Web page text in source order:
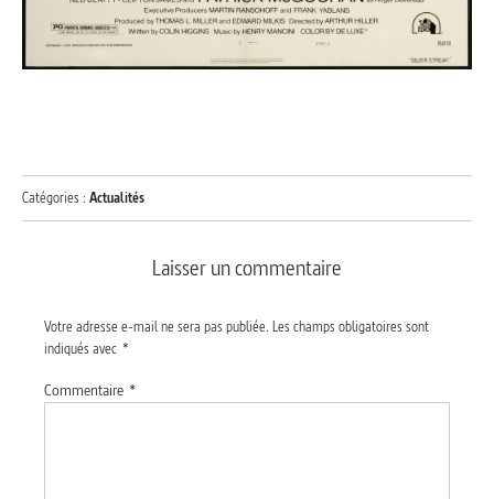
Catégories : Actualités
Laisser un commentaire
Votre adresse e-mail ne sera pas publiée. Les champs obligatoires sont
indiqués avec *
Commentaire *